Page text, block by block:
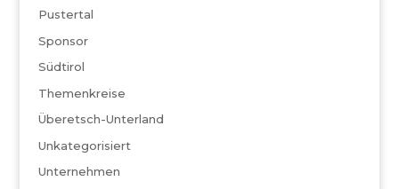
Pustertal
Sponsor
Südtirol
Themenkreise
Überetsch-Unterland
Unkategorisiert
Unternehmen